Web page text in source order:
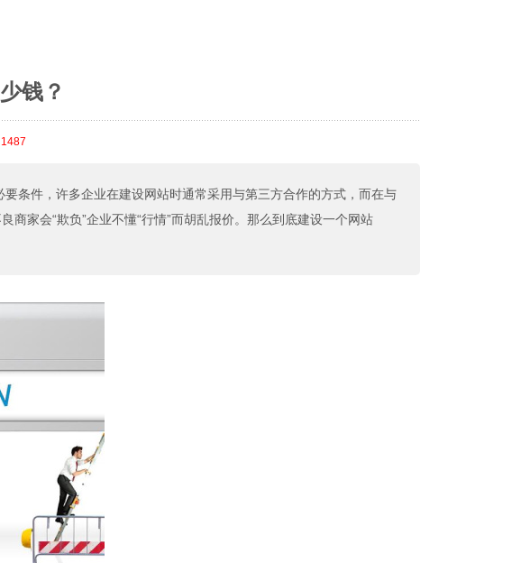
钱？
1487
条件，许多企业在建设网站时通常采用与第三方合作的方式，而在与
家会“欺负”企业不懂“行情”而胡乱报价。那么到底建设一个网站